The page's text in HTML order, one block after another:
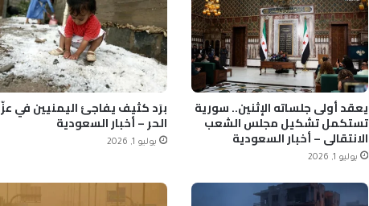
يعقد أولى جلساته الإثنين.. سورية
تستكمل تشكيل مجلس الشعب
الانتقالي – أخبار السعودية
يوليو 1, 2026
برَد كثيف يفاجئ اليمنيين في عزّ
الحر – أخبار السعودية
يوليو 1, 2026